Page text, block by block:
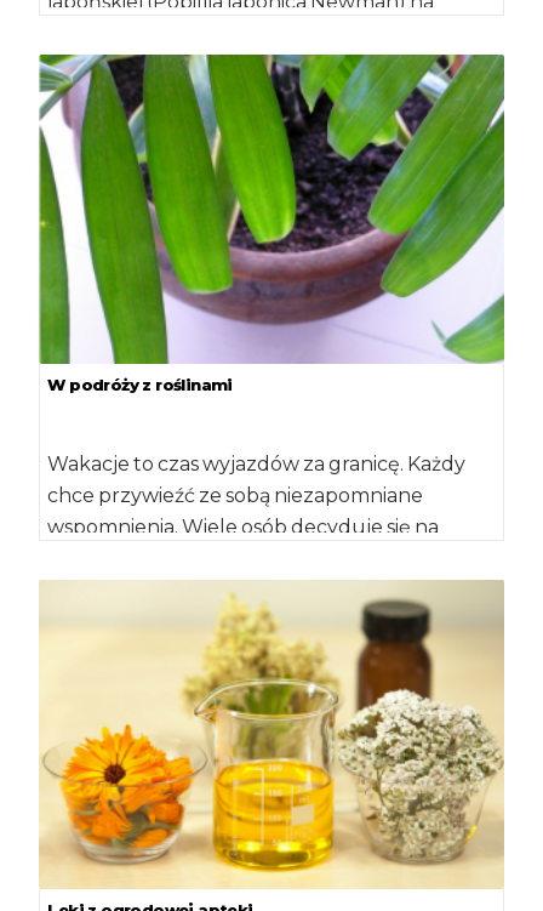
W podróży z roślinami
Wakacje to czas wyjazdów za granicę. Każdy
chce przywieźć ze sobą niezapomniane
wspomnienia. Wiele osób decyduje się na